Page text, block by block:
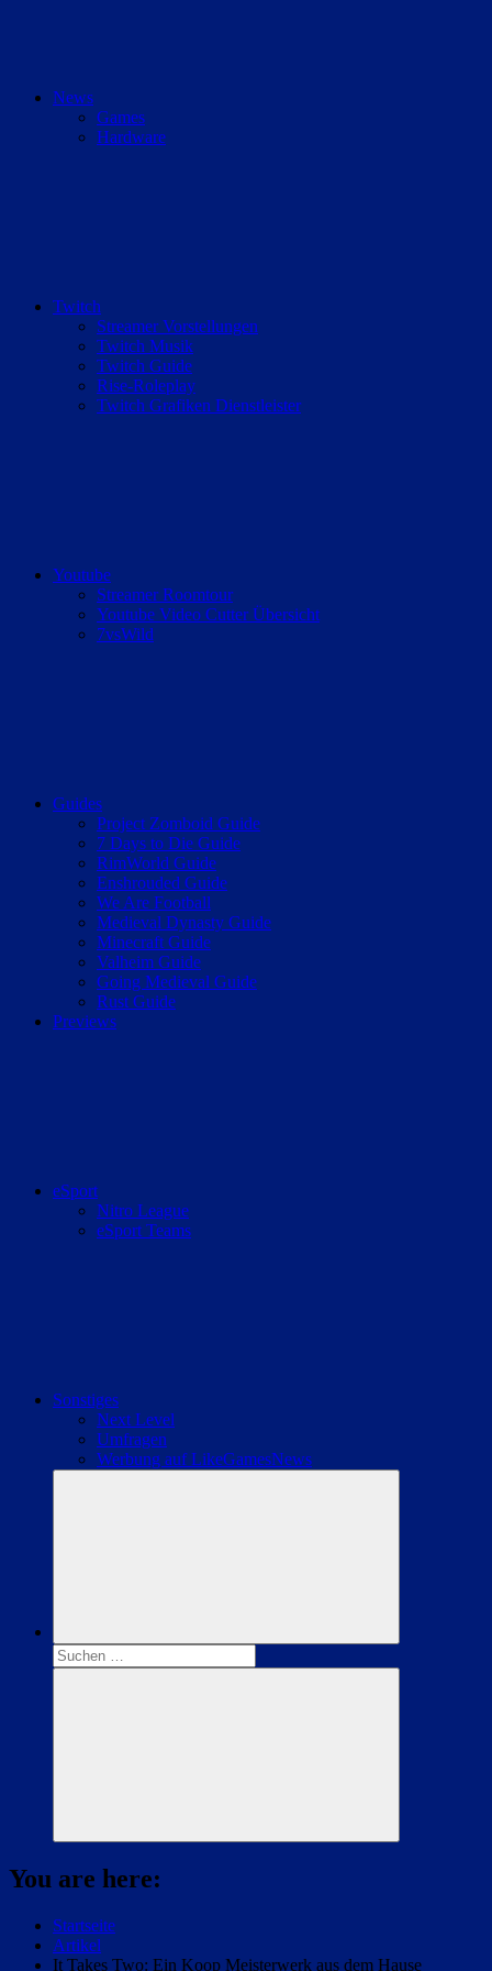
News
Games
Hardware
Twitch
Streamer Vorstellungen
Twitch Musik
Twitch Guide
Rise-Roleplay
Twitch Grafiken Dienstleister
Youtube
Streamer Roomtour
Youtube Video Cutter Übersicht
7vsWild
Guides
Project Zomboid Guide
7 Days to Die Guide
RimWorld Guide
Enshrouded Guide
We Are Football
Medieval Dynasty Guide
Minecraft Guide
Valheim Guide
Going Medieval Guide
Rust Guide
Previews
eSport
Nitro League
eSport Teams
Sonstiges
Next Level
Umfragen
Werbung auf LikeGamesNews
Suchen
nach:
Suchen
You are here:
Startseite
Artikel
It Takes Two: Ein Koop Meisterwerk aus dem Hause